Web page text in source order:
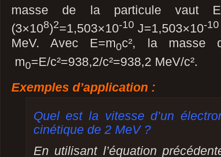
masse de la particule vaut
(3×108)2=1,503×10-10 J=1,503×10-10
MeV. Avec E=m0c², la masse
m0=E/c²=938,2/c²=938,2 MeV/c².
Exemples d’application :
Quel est la vitesse d’un
cinétique de 2 MeV ?
En utilisant l’équation